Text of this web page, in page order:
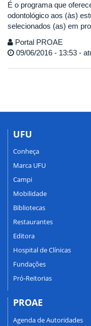
É o programa que
odontológico aos (às)
selecionados (as) em
Portal PROAE
09/06/2016 - 13:53 -
UFU
Conheça
Marca UFU
Campi
Mobilidade
Bibliotecas
Restaurantes
Editora
Hospital de Clínicas
Fundações
Pró-Reitorias
PROAE
Agenda de Autoridades